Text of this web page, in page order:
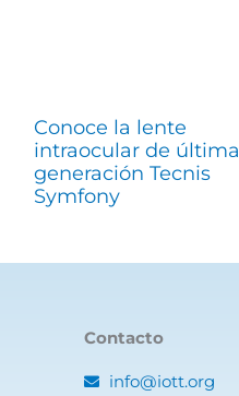
Conoce la lente
intraocular de última
generación Tecnis
Symfony
Contacto
info@iott.org